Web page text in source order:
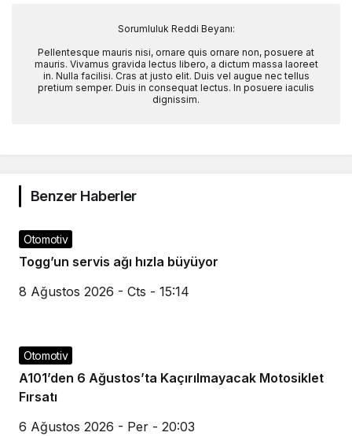
Sorumluluk Reddi Beyanı:
Pellentesque mauris nisi, ornare quis ornare non, posuere at
mauris. Vivamus gravida lectus libero, a dictum massa laoreet
in. Nulla facilisi. Cras at justo elit. Duis vel augue nec tellus
pretium semper. Duis in consequat lectus. In posuere iaculis
dignissim.
Benzer Haberler
Otomotiv
Togg’un servis ağı hızla büyüyor
8 Ağustos 2026 - Cts - 15:14
Otomotiv
A101’den 6 Ağustos’ta Kaçırılmayacak Motosiklet
Fırsatı
6 Ağustos 2026 - Per - 20:03